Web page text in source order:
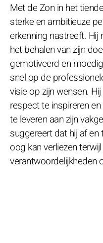
Met de Zon in het
sterke en ambitieuze
erkenning nastreeft.
het behalen van zijn
gemotiveerd en
snel op de
visie op zijn wensen.
respect te inspireren
te leveren aan zijn
suggereert dat hij af en
oog kan verliezen
verantwoordelijkheden